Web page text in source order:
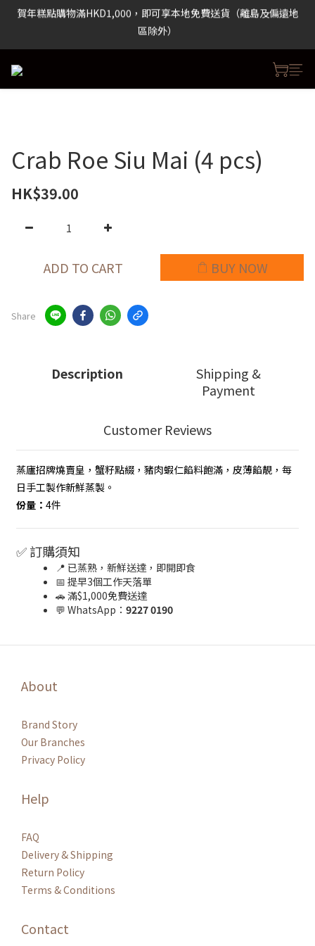
除外）
賀年糕點購物滿HKD1,000，即可享本地免費送貨（離島及偏遠地
區除外）
Crab Roe Siu Mai (4 pcs)
HK$39.00
ADD TO CART BUY NOW
Share
Description
Shipping &
Payment
Customer Reviews
蒸廬招牌燒賣皇，蟹籽點綴，豬肉蝦仁餡料飽滿，皮薄餡靚，每
日手工製作新鮮蒸製。
份量： 4件
✅ 訂購須知
📍 已蒸熟，新鮮送達，即開即食
📅 提早3個工作天落單
🚗 滿$1,000免費送達
💬 WhatsApp： 9227 0190
About
Brand Story
Our Branches
Privacy Policy
Help
FAQ
Delivery & Shipping
Return Policy
Terms & Conditions
Contact